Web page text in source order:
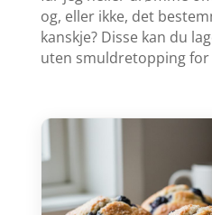
og, eller ikke, det
kanskje? Disse kan du
uten smuldretopping for